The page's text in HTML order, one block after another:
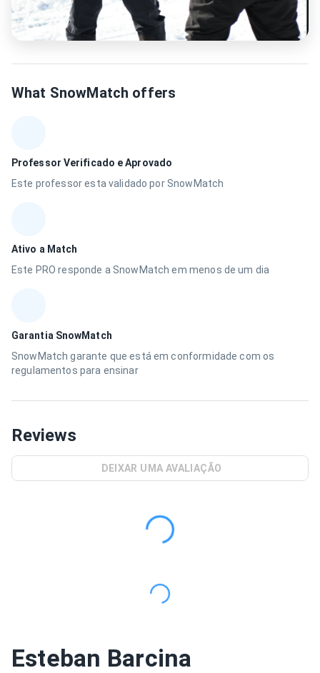
What SnowMatch offers
Professor Verificado e Aprovado
Este professor esta validado por SnowMatch
Ativo a Match
Este PRO responde a SnowMatch em menos de um dia
Garantia SnowMatch
SnowMatch garante que está em conformidade com os
regulamentos para ensinar
Reviews
DEIXAR UMA AVALIAÇÃO
Esteban Barcina